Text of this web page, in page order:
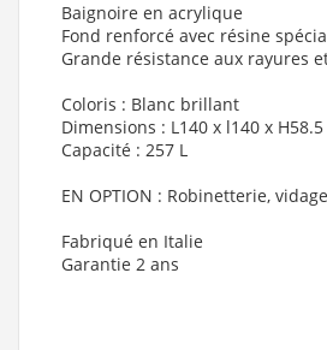
Baignoire en acrylique
Fond renforcé avec résine
Grande résistance aux rayures
Coloris : Blanc brillant
Dimensions : L140 x l140 x
Capacité : 257 L
EN OPTION : Robinetterie, vidage
Fabriqué en Italie
Garantie 2 ans